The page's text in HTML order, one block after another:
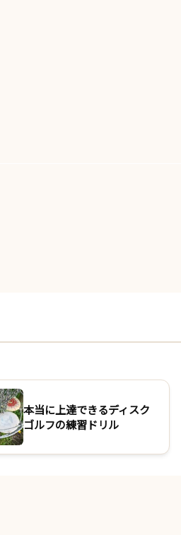
本当に上達できるディスク
ゴルフの練習ドリル